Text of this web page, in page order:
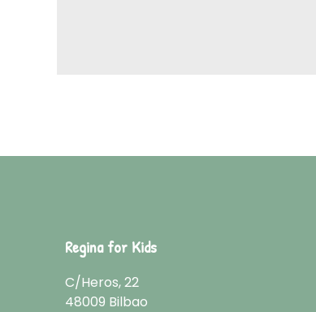
Regina for Kids
C/Heros, 22
48009 Bilbao